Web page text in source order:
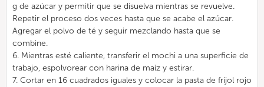
g de azúcar y permitir que se disuelva mientras se revuelve.
Repetir el proceso dos veces hasta que se acabe el azúcar.
Agregar el polvo de té y seguir mezclando hasta que se
combine.
6. Mientras esté caliente, transferir el mochi a una superficie de
trabajo, espolvorear con harina de maíz y estirar.
7. Cortar en 16 cuadrados iguales y colocar la pasta de frijol rojo